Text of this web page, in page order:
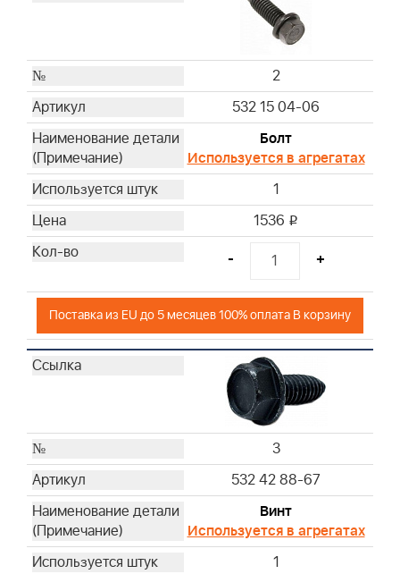
2
532 15 04-06
Болт
Используется в агрегатах
1
1536 i
- +
Поставка из EU до 5 месяцев 100% оплата В корзину
3
532 42 88-67
Винт
Используется в агрегатах
1